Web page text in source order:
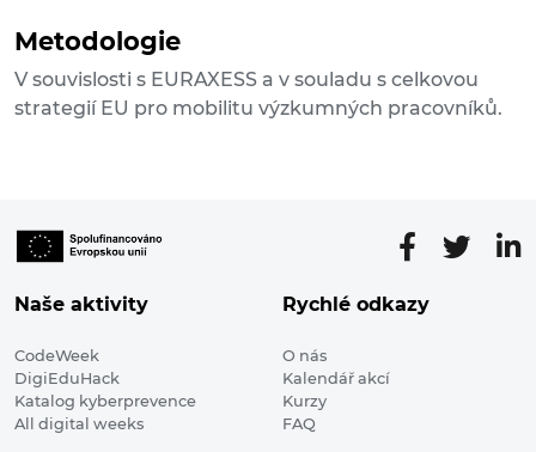
Metodologie
V souvislosti s EURAXESS a v souladu s celkovou
strategií EU pro mobilitu výzkumných pracovníků.
Naše aktivity
CodeWeek
DigiEduHack
Katalog kyberprevence
All digital weeks
Rychlé odkazy
O nás
Kalendář akcí
Kurzy
FAQ